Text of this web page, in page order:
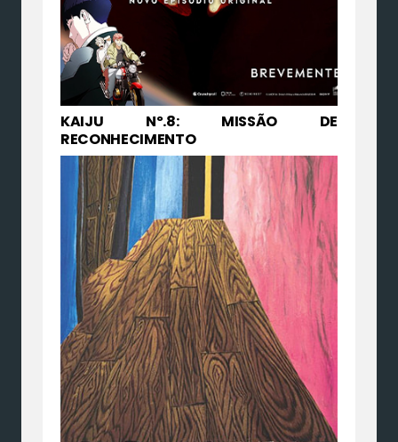
KAIJU Nº.8: MISSÃO DE
RECONHECIMENTO